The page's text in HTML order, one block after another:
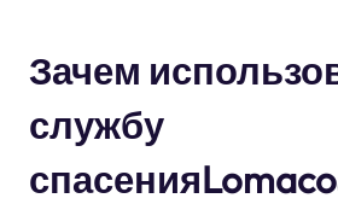
Зачем
службу